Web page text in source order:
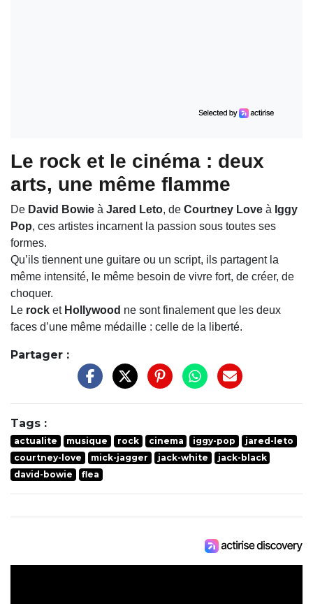
Le rock et le cinéma : deux
arts, une même flamme
De David Bowie à Jared Leto, de Courtney Love à Iggy
Pop, ces artistes incarnent la passion sous toutes ses
formes.
Qu’ils tiennent une guitare ou un script, ils partagent la
même intensité, le même besoin de vivre fort, de créer, de
choquer.
Le rock et Hollywood ne sont finalement que les deux
faces d’une même médaille : celle de la liberté.
Partager :
Tags :
actualite musique rock cinema iggy-pop
jared-leto
courtney-love
mick-jagger jack-white
jack-black
david-bowie
flea